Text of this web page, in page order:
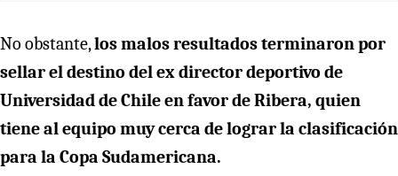
No obstante,los malos resultados terminaron por
sellar el destino del ex director deportivo de
Universidad de Chile en favor de Ribera, quien
tiene al equipo muy cerca de lograr la clasificación
para la Copa Sudamericana.